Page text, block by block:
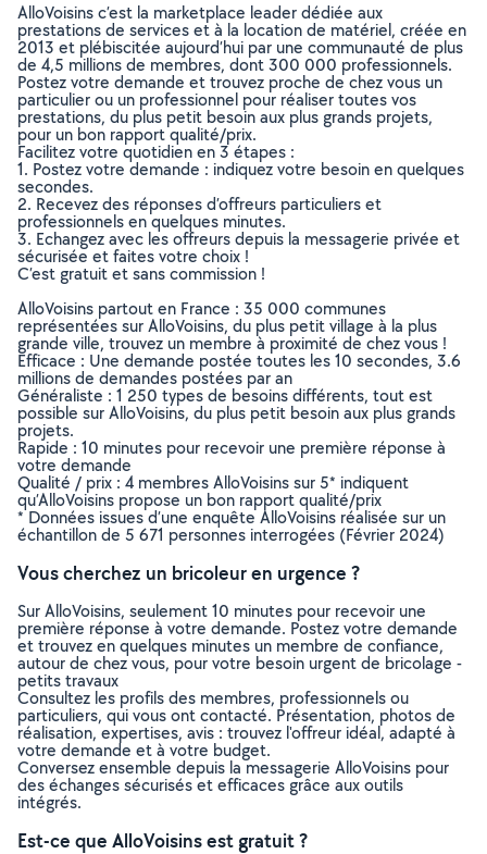
AlloVoisins c’est la marketplace leader dédiée aux
prestations de services et à la location de matériel, créée en
2013 et plébiscitée aujourd’hui par une communauté de plus
de 4,5 millions de membres, dont 300 000 professionnels.
Postez votre demande et trouvez proche de chez vous un
particulier ou un professionnel pour réaliser toutes vos
prestations, du plus petit besoin aux plus grands projets,
pour un bon rapport qualité/prix.
Facilitez votre quotidien en 3 étapes :
1. Postez votre demande : indiquez votre besoin en quelques
secondes.
2. Recevez des réponses d’offreurs particuliers et
professionnels en quelques minutes.
3. Echangez avec les offreurs depuis la messagerie privée et
sécurisée et faites votre choix !
C’est gratuit et sans commission !
AlloVoisins partout en France : 35 000 communes
représentées sur AlloVoisins, du plus petit village à la plus
grande ville, trouvez un membre à proximité de chez vous !
Efficace : Une demande postée toutes les 10 secondes, 3.6
millions de demandes postées par an
Généraliste : 1 250 types de besoins différents, tout est
possible sur AlloVoisins, du plus petit besoin aux plus grands
projets.
Rapide : 10 minutes pour recevoir une première réponse à
votre demande
Qualité / prix : 4 membres AlloVoisins sur 5* indiquent
qu’AlloVoisins propose un bon rapport qualité/prix
* Données issues d’une enquête AlloVoisins réalisée sur un
échantillon de 5 671 personnes interrogées (Février 2024)
Vous cherchez un bricoleur en urgence ?
Sur AlloVoisins, seulement 10 minutes pour recevoir une
première réponse à votre demande. Postez votre demande
et trouvez en quelques minutes un membre de confiance,
autour de chez vous, pour votre besoin urgent de bricolage -
petits travaux
Consultez les profils des membres, professionnels ou
particuliers, qui vous ont contacté. Présentation, photos de
réalisation, expertises, avis : trouvez l'offreur idéal, adapté à
votre demande et à votre budget.
Conversez ensemble depuis la messagerie AlloVoisins pour
des échanges sécurisés et efficaces grâce aux outils
intégrés.
Est-ce que AlloVoisins est gratuit ?